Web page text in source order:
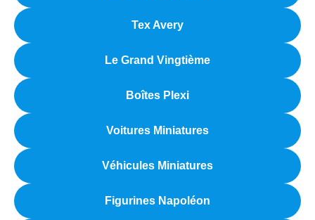
Tex Avery
Le Grand Vingtième
Boîtes Plexi
Voitures Miniatures
Véhicules Miniatures
Figurines Napoléon